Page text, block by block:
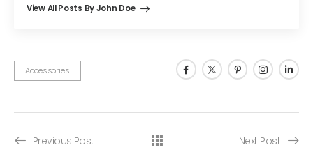
View All Posts By John Doe
Accessories
Previous Post Next Post